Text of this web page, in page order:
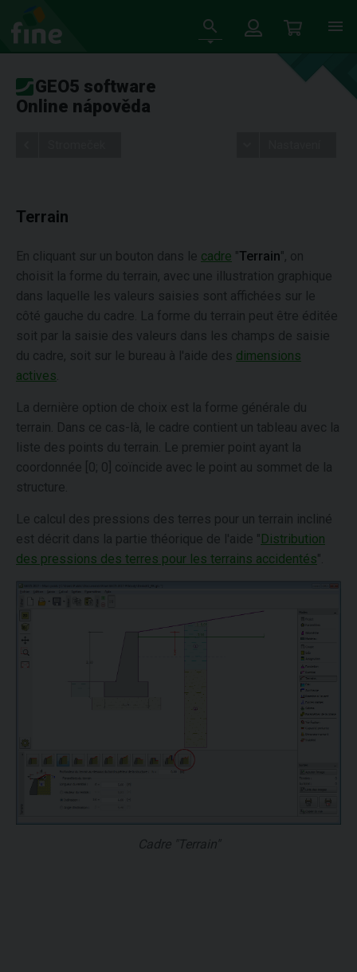
GEO5 software
Online nápověda
Terrain
En cliquant sur un bouton dans le cadre "Terrain", on
choisit la forme du terrain, avec une illustration graphique
dans laquelle les valeurs saisies sont affichées sur le
côté gauche du cadre. La forme du terrain peut être éditée
soit par la saisie des valeurs dans les champs de saisie
du cadre, soit sur le bureau à l'aide des dimensions
actives
La dernière option de choix est la forme générale du
terrain. Dans ce cas-là, le cadre contient un tableau avec la
liste des points du terrain. Le premier point ayant la
coordonnée [0; 0] coïncide avec le point au sommet de la
structure.
Le calcul des pressions des terres pour un terrain incliné
est décrit dans la partie théorique de l'aide "Distribution
des pressions des terres pour les terrains accidentés".
Cadre "Terrain"